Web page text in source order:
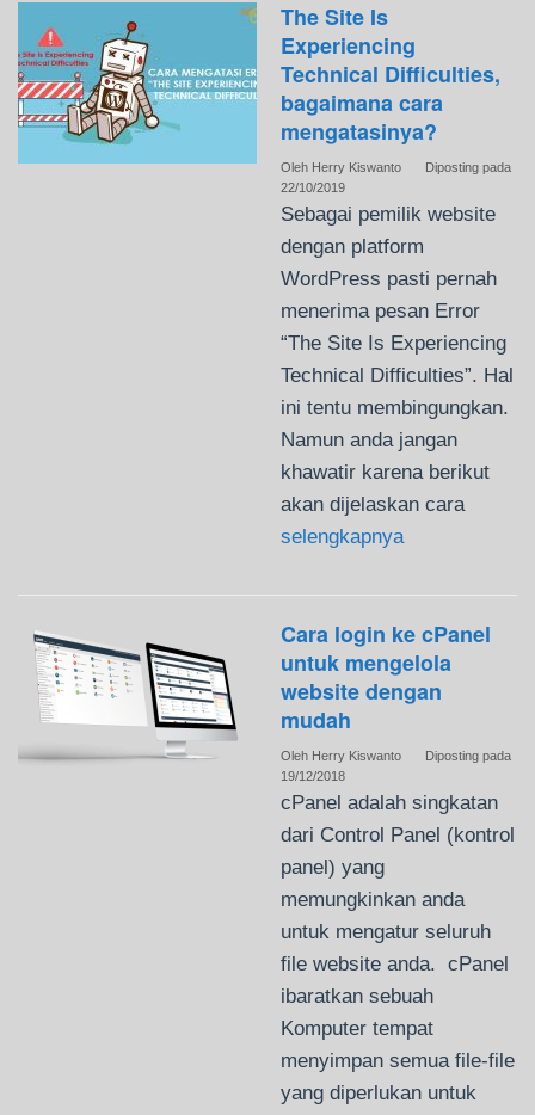
The Site Is
Experiencing
Technical Difficulties,
bagaimana cara
mengatasinya?
Oleh Herry Kiswanto
Diposting pada
22/10/2019
Sebagai pemilik website
dengan platform
WordPress pasti pernah
menerima pesan Error
“The Site Is Experiencing
Technical Difficulties”. Hal
ini tentu membingungkan.
Namun anda jangan
khawatir karena berikut
akan dijelaskan cara
selengkapnya
Cara login ke cPanel
untuk mengelola
website dengan
mudah
Oleh Herry Kiswanto
Diposting pada
19/12/2018
cPanel adalah singkatan
dari Control Panel (kontrol
panel) yang
memungkinkan anda
untuk mengatur seluruh
file website anda. cPanel
ibaratkan sebuah
Komputer tempat
menyimpan semua file-file
yang diperlukan untuk